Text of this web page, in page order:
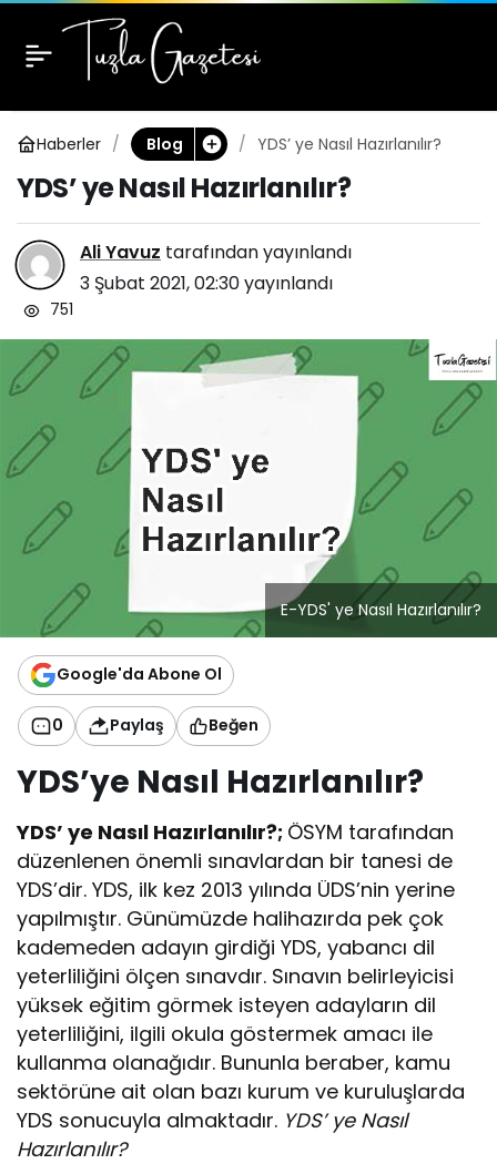
Haberler Blog YDS’ ye Nasıl Hazırlanılır?
YDS’ ye Nasıl Hazırlanılır?
Ali Yavuz tarafından yayınlandı
3 Şubat 2021, 02:30yayınlandı
751
E-YDS' ye Nasıl Hazırlanılır?
Google'da Abone Ol
0 Paylaş Beğen
YDS’ye Nasıl Hazırlanılır?
YDS’ ye Nasıl Hazırlanılır?; ÖSYM tarafından
düzenlenen önemli sınavlardan bir tanesi de
YDS’dir. YDS, ilk kez 2013 yılında ÜDS’nin yerine
yapılmıştır. Günümüzde halihazırda pek çok
kademeden adayın girdiği YDS, yabancı dil
yeterliliğini ölçen sınavdır. Sınavın belirleyicisi
yüksek eğitim görmek isteyen adayların dil
yeterliliğini, ilgili okula göstermek amacı ile
kullanma olanağıdır. Bununla beraber, kamu
sektörüne ait olan bazı kurum ve kuruluşlarda
YDS sonucuyla almaktadır. YDS’ ye Nasıl
Hazırlanılır?
YDS’ ye Nasıl